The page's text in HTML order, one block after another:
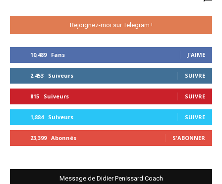
Rejoignez-moi sur Telegram !
10,489 Fans J'AIME
2,453 Suiveurs SUIVRE
815 Suiveurs SUIVRE
1,884 Suiveurs SUIVRE
23,399 Abonnés S'ABONNER
Message de Didier Penissard Coach